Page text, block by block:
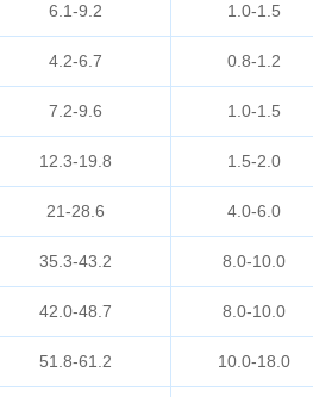
6.1-9.2 1.0-1.5
4.2-6.7 0.8-1.2
7.2-9.6 1.0-1.5
12.3-19.8 1.5-2.0
21-28.6 4.0-6.0
35.3-43.2 8.0-10.0
42.0-48.7 8.0-10.0
51.8-61.2 10.0-18.0